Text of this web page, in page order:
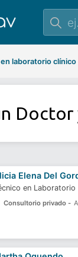
laboratorio clínico
Elena Del
en Laboratorio
Consultorio privado -